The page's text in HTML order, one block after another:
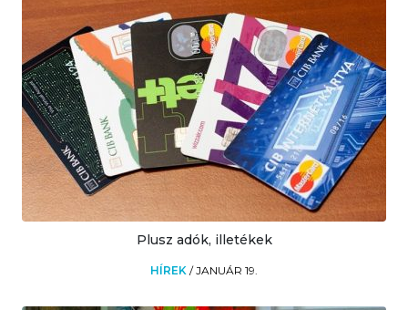
Plusz adók, illetékek
HÍREK /JANUÁR 19.